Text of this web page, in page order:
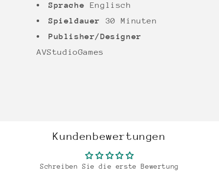
Sprache Englisch
Spieldauer 30 Minuten
Publisher/Designer
AVStudioGames
Kundenbewertungen
Schreiben Sie die erste Bewertung